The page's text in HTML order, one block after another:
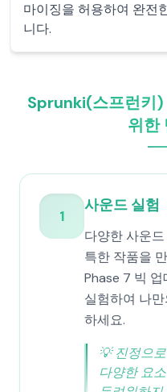
마이징을 허용하여 완전
니다.
Sprunki(스프런키
위한
1
사운드 실험
다양한 사운
특한 작품을
Phase 7 빅
실험하여 나
하세요.
💡진정으
다양한 요